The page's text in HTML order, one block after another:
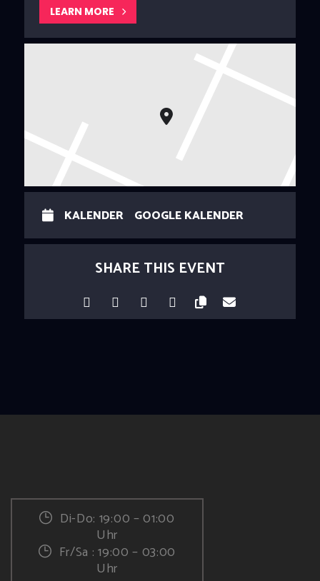
LEARN MORE
KALENDER GOOGLE KALENDER
SHARE THIS EVENT
Di-Do: 19:00 – 01:00
Uhr
Fr/Sa : 19:00 – 03:00
Uhr